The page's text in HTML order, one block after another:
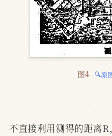
图4 🔍原
不直接利用测得的距离